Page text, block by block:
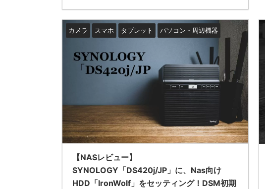
カメラ スマホ タブレット パソコン・周辺機器
【NASレビュー】
SYNOLOGY「DS420j/JP」に、Nas向け
HDD「IronWolf」をセッティング！DSM初期